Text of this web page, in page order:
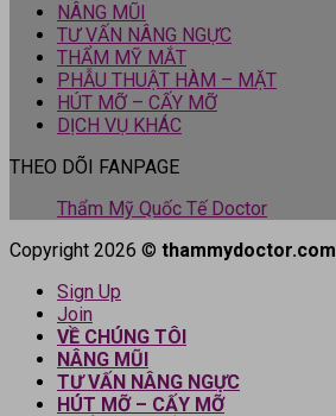
NÂNG MŨI
TƯ VẤN NÂNG NGỰC
THẨM MỸ MẮT
PHẪU THUẬT HÀM – MẶT
HÚT MỠ – CẤY MỠ
DỊCH VỤ KHÁC
THEO DÕI FANPAGE
Thẩm Mỹ Quốc Tế Doctor
Copyright 2026 © thammydoctor.com
Sign Up
Join
VỀ CHÚNG TÔI
NÂNG MŨI
TƯ VẤN NÂNG NGỰC
HÚT MỠ – CẤY MỠ